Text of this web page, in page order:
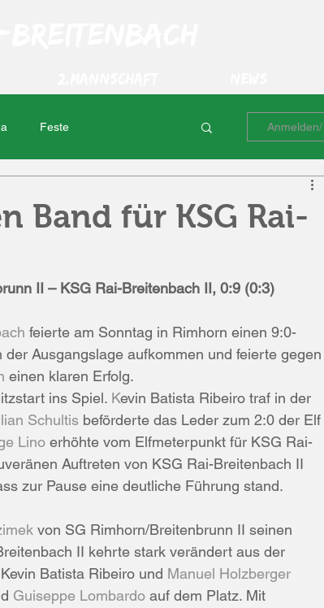
Feste
Türkspor Beerfelden
Band für KSG Rai-
II – KSG Rai-Breitenbach II, 0:9 (0:3)
feierte am Sonntag in Rimhorn einen 9:0-
Ausgangslage aufkommen und feierte gegen
einen klaren Erfolg.
ins Spiel. Kevin Batista Ribeiro traf in der
Schultis beförderte das Leder zum 2:0 der Elf
Lino erhöhte vom Elfmeterpunkt für KSG Rai-
Auftreten von KSG Rai-Breitenbach II
zur Pause eine deutliche Führung stand.
von SG Rimhorn/Breitenbrunn II seinen
II kehrte stark verändert aus der
Batista Ribeiro und Manuel Holzberger
Guiseppe Lombardo auf dem Platz. Mit